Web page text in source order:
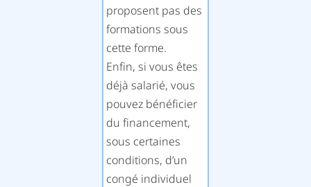
proposent pas des
formations sous
cette forme.
Enfin, si vous êtes
déjà salarié, vous
pouvez bénéficier
du financement,
sous certaines
conditions, d’un
congé individuel